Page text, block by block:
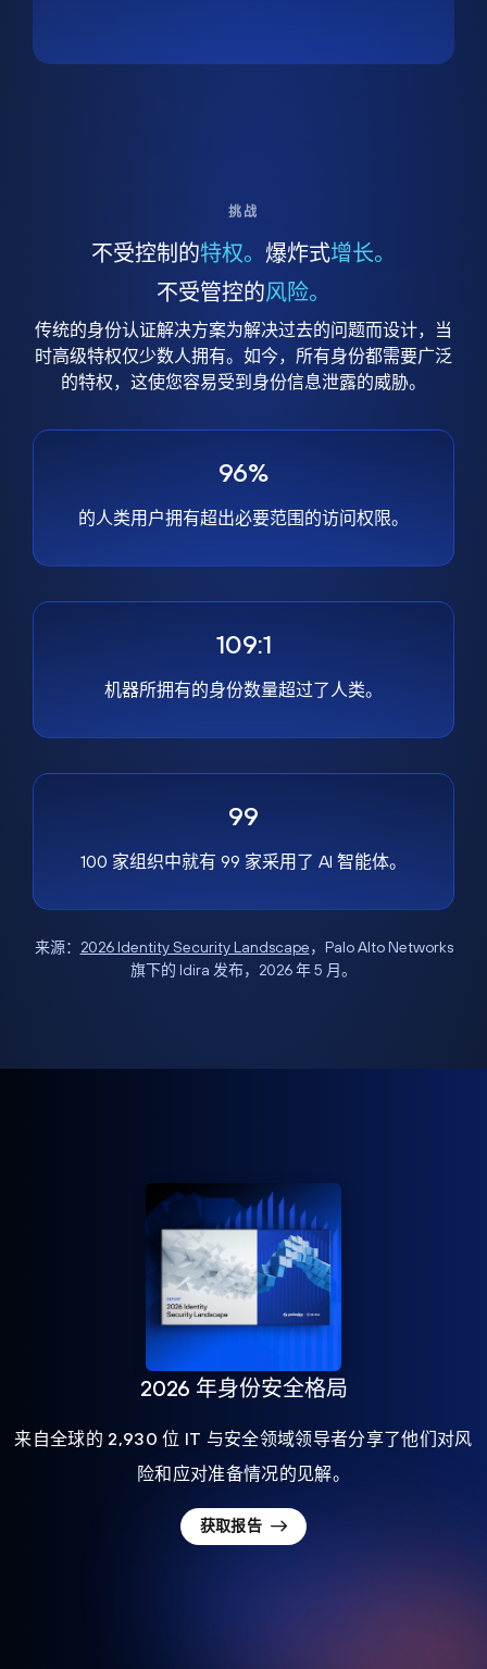
挑战
不受控制的特权。 爆炸式增长。
不受管控的风险。
传统的身份认证解决方案为解决过去的问题而设计，当
时高级特权仅少数人拥有。如今，所有身份都需要广泛
的特权，这使您容易受到身份信息泄露的威胁。
96%
的人类用户拥有超出必要范围的访问权限。
109:1
机器所拥有的身份数量超过了人类。
99
100 家组织中就有 99 家采用了 AI 智能体。
来源： 2026 Identity Security Landscape，Palo Alto Networks
旗下的 Idira 发布，2026 年 5 月。
2026 年身份安全格局
来自全球的 2,930 位 IT 与安全领域领导者分享了他们对风
险和应对准备情况的见解。
获取报告